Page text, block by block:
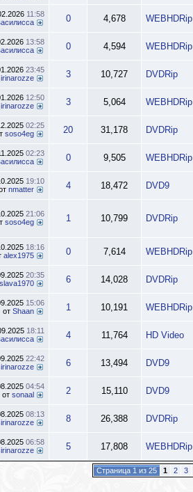
11:58
0 4,678 WEBHDRip
13:58
0 4,594 WEBHDRip
23:45
irinarozze 3 10,727 DVDRip
12:50
irinarozze 3 5,064 WEBHDRip
02:25
soso4eg 20 31,178 DVDRip
02:23
0 9,505 WEBHDRip
19:10
nmatter 4 18,472 DVD9
21:06
soso4eg 1 10,799 DVDRip
18:16
alex1975 0 7,614 WEBHDRip
20:35
slava1970 6 14,028 DVDRip
15:06
от Shaan 1 10,191 WEBHDRip
18:11
4 11,764 HD Video
22:42
irinarozze 6 13,494 DVD9
04:54
от sonaal 2 15,110 DVD9
08:13
irinarozze 8 26,388 DVDRip
06:58
irinarozze 5 17,808 WEBHDRip
Страница 1 из 25 1 2 3